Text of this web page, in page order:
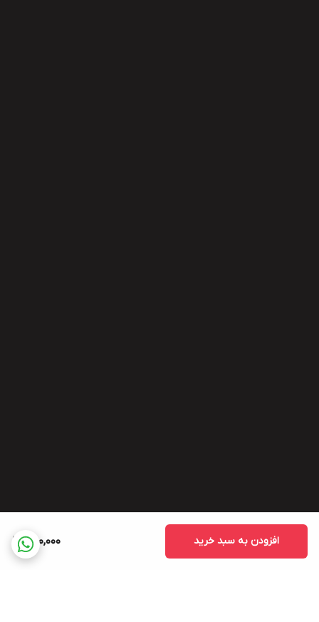
300,000 افزودن به سبد خرید